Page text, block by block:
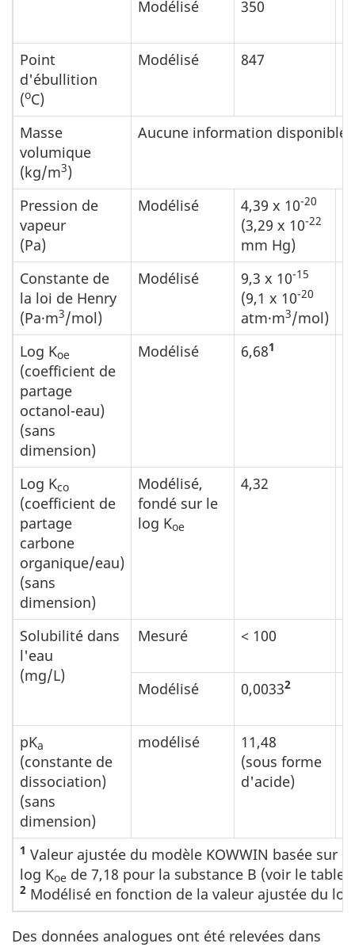
1 Valeur ajustée du modèle KOWWIN basée sur
log Koe de 7,18 pour la substance B (voir le
2 Modélisé en fonction de la valeur ajustée du
Modélisé 350
Point
d'ébullition
(oC)
Modélisé 847
Masse
volumique
(kg/m3)
Aucune information disponible
Pression de
vapeur
(Pa)
Modélisé 4,39 x 10-20
(3,29 x 10-22
mm Hg)
Constante de
la loi de Henry
(Pa·m3/mol)
Modélisé 9,3 x 10-15
(9,1 x 10-20
atm·m3/mol)
Log Koe
(coefficient de
partage
octanol-eau)
(sans
dimension)
Modélisé 6,681
Log Kco
(coefficient de
partage
carbone
organique/eau)
(sans
dimension)
Modélisé,
fondé sur le
log Koe
4,32
Solubilité dans
l'eau
(mg/L)
Mesuré < 100
Modélisé 0,00332
pKa
(constante de
dissociation)
(sans
dimension)
modélisé
11,48
(sous forme
d'acide)
Des données analogues ont été relevées dans